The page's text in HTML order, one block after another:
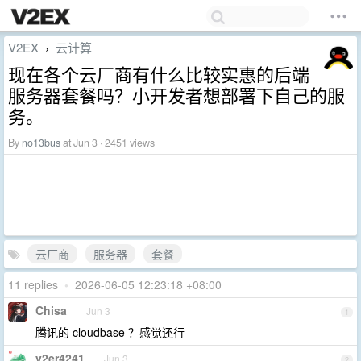
V2EX › 云计算
现在各个云厂商有什么比较实惠的后端
服务器套餐吗？小开发者想部署下自己的服
务。
By no13busat Jun 3 · 2451 views
云厂商 服务器
套餐
11 replies • 2026-06-05 12:23:18 +08:00
1
Chisa Jun 3
腾讯的 cloudbase ？感觉还行
v2er4241 Jun 3